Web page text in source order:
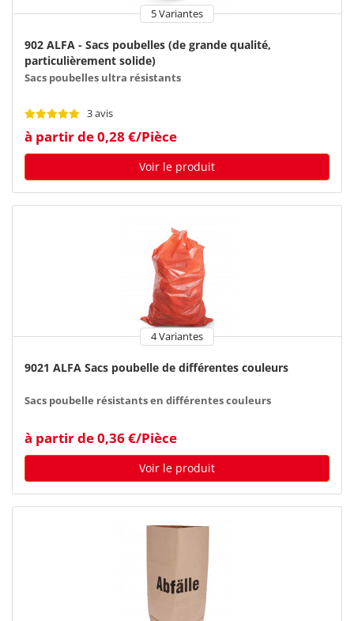
5 Variantes
902 ALFA - Sacs poubelles (de grande qualité,
particulièrement solide)
Sacs poubelles ultra résistants
3 avis
à partir de 0,28 €/Pièce
Voir le produit
4 Variantes
9021 ALFA Sacs poubelle de différentes couleurs
Sacs poubelle résistants en différentes couleurs
à partir de 0,36 €/Pièce
Voir le produit